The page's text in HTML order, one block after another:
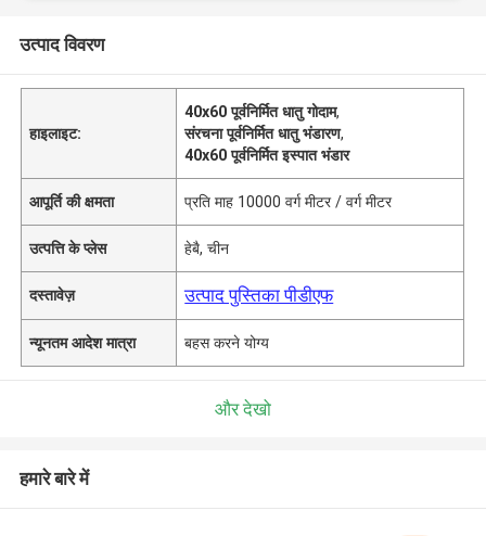
उत्पाद विवरण
हाइलाइट:
40x60 पूर्वनिर्मित धातु गोदाम,
संरचना पूर्वनिर्मित धातु भंडारण,
40x60 पूर्वनिर्मित इस्पात भंडार
आपूर्ति की क्षमता प्रति माह 10000 वर्ग मीटर / वर्ग मीटर
उत्पत्ति के प्लेस हेबै, चीन
दस्तावेज़ उत्पाद पुस्तिका पीडीएफ
न्यूनतम आदेश मात्रा बहस करने योग्य
और देखो
हमारे बारे में